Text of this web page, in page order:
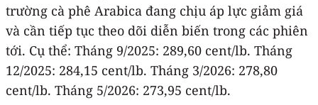
trường cà phê Arabica đang chịu áp lực giảm giá
và cần tiếp tục theo dõi diễn biến trong các phiên
tới. Cụ thể: Tháng 9/2025: 289,60 cent/lb. Tháng
12/2025: 284,15 cent/lb. Tháng 3/2026: 278,80
cent/lb. Tháng 5/2026: 273,95 cent/lb.